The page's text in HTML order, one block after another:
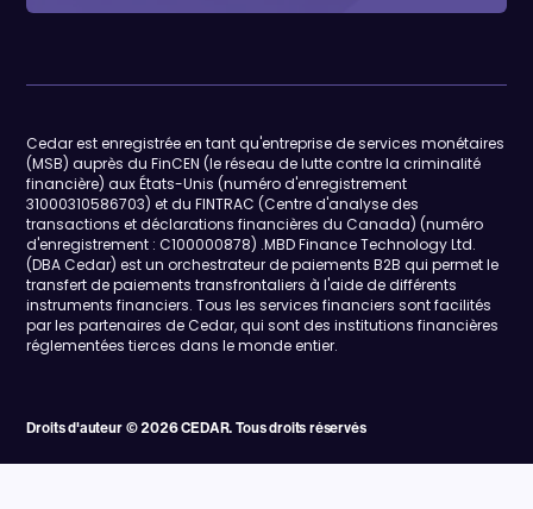
Cedar est enregistrée en tant qu'entreprise de services monétaires
(MSB) auprès du FinCEN (le réseau de lutte contre la criminalité
financière) aux États-Unis (numéro d'enregistrement
31000310586703) et du FINTRAC (Centre d'analyse des
transactions et déclarations financières du Canada) (numéro
d'enregistrement : C100000878) .MBD Finance Technology Ltd.
(DBA Cedar) est un orchestrateur de paiements B2B qui permet le
transfert de paiements transfrontaliers à l'aide de différents
instruments financiers. Tous les services financiers sont facilités
par les partenaires de Cedar, qui sont des institutions financières
réglementées tierces dans le monde entier.
Droits d'auteur © 2026 CEDAR. Tous droits réservés